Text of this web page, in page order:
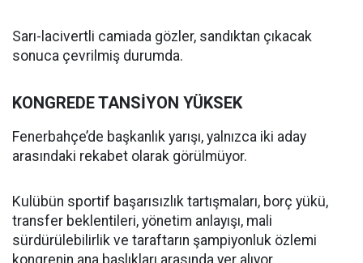
Sarı-lacivertli camiada gözler, sandıktan çıkacak
sonuca çevrilmiş durumda.
KONGREDE TANSİYON YÜKSEK
Fenerbahçe’de başkanlık yarışı, yalnızca iki aday
arasındaki rekabet olarak görülmüyor.
Kulübün sportif başarısızlık tartışmaları, borç yükü,
transfer beklentileri, yönetim anlayışı, mali
sürdürülebilirlik ve taraftarın şampiyonluk özlemi
kongrenin ana başlıkları arasında yer alıyor.